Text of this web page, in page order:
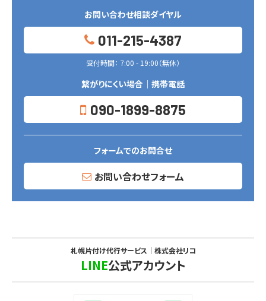
お問い合わせ相談ダイヤル
011-215-4387
受付時間： 7:00 - 19:00（無休）
繋がりにくい場合｜携帯電話
090-1899-8875
フォームでのお問合せ
お問い合わせフォーム
札幌片付け代行サービス｜株式会社リコ
LINE公式アカウント